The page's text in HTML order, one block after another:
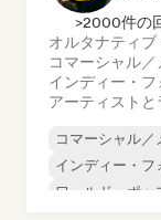
>2000件の
オルタナティブ
コマーシャル
インディー・フ
アーティスト
コマーシャル／
インディー・フ
ワールド・ポッ